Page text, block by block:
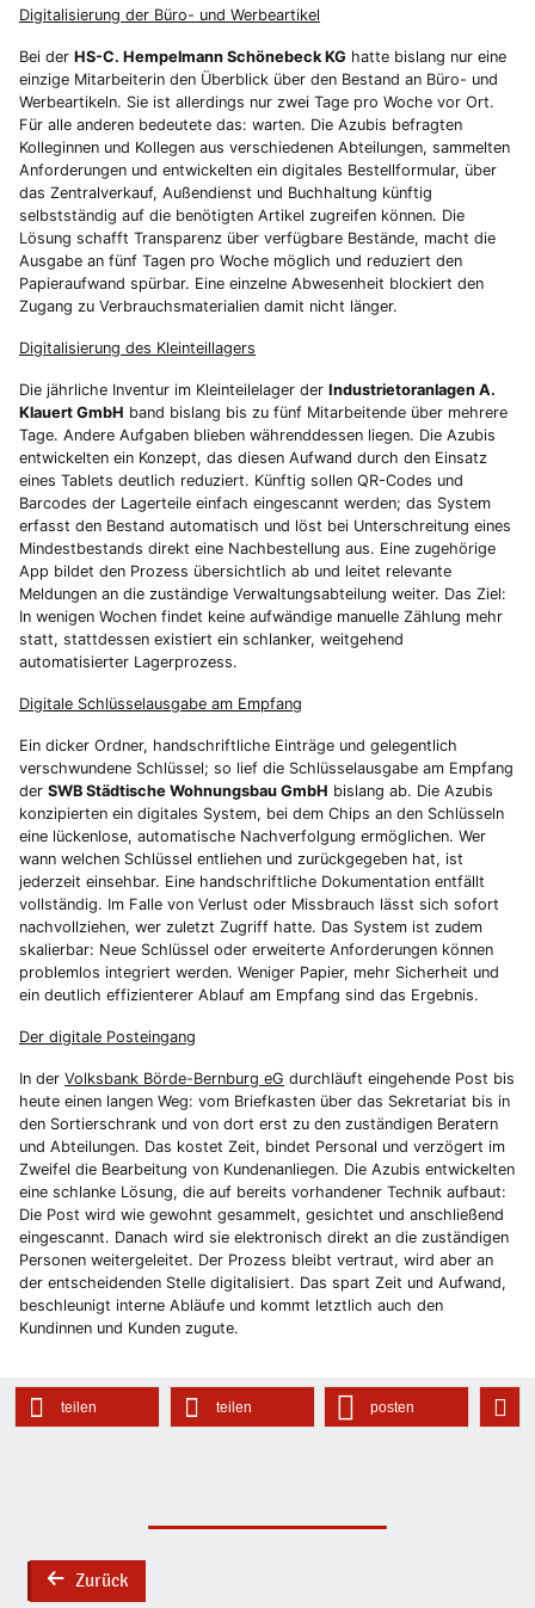
Digitalisierung der Büro- und Werbeartikel
Bei der HS-C. Hempelmann Schönebeck KG hatte bislang nur eine
einzige Mitarbeiterin den Überblick über den Bestand an Büro- und
Werbeartikeln. Sie ist allerdings nur zwei Tage pro Woche vor Ort.
Für alle anderen bedeutete das: warten. Die Azubis befragten
Kolleginnen und Kollegen aus verschiedenen Abteilungen, sammelten
Anforderungen und entwickelten ein digitales Bestellformular, über
das Zentralverkauf, Außendienst und Buchhaltung künftig
selbstständig auf die benötigten Artikel zugreifen können. Die
Lösung schafft Transparenz über verfügbare Bestände, macht die
Ausgabe an fünf Tagen pro Woche möglich und reduziert den
Papieraufwand spürbar. Eine einzelne Abwesenheit blockiert den
Zugang zu Verbrauchsmaterialien damit nicht länger.
Digitalisierung des Kleinteillagers
Die jährliche Inventur im Kleinteilelager der Industrietoranlagen A.
Klauert GmbH band bislang bis zu fünf Mitarbeitende über mehrere
Tage. Andere Aufgaben blieben währenddessen liegen. Die Azubis
entwickelten ein Konzept, das diesen Aufwand durch den Einsatz
eines Tablets deutlich reduziert. Künftig sollen QR-Codes und
Barcodes der Lagerteile einfach eingescannt werden; das System
erfasst den Bestand automatisch und löst bei Unterschreitung eines
Mindestbestands direkt eine Nachbestellung aus. Eine zugehörige
App bildet den Prozess übersichtlich ab und leitet relevante
Meldungen an die zuständige Verwaltungsabteilung weiter. Das Ziel:
In wenigen Wochen findet keine aufwändige manuelle Zählung mehr
statt, stattdessen existiert ein schlanker, weitgehend
automatisierter Lagerprozess.
Digitale Schlüsselausgabe am Empfang
Ein dicker Ordner, handschriftliche Einträge und gelegentlich
verschwundene Schlüssel; so lief die Schlüsselausgabe am Empfang
der SWB Städtische Wohnungsbau GmbH bislang ab. Die Azubis
konzipierten ein digitales System, bei dem Chips an den Schlüsseln
eine lückenlose, automatische Nachverfolgung ermöglichen. Wer
wann welchen Schlüssel entliehen und zurückgegeben hat, ist
jederzeit einsehbar. Eine handschriftliche Dokumentation entfällt
vollständig. Im Falle von Verlust oder Missbrauch lässt sich sofort
nachvollziehen, wer zuletzt Zugriff hatte. Das System ist zudem
skalierbar: Neue Schlüssel oder erweiterte Anforderungen können
problemlos integriert werden. Weniger Papier, mehr Sicherheit und
ein deutlich effizienterer Ablauf am Empfang sind das Ergebnis.
Der digitale Posteingang
In der Volksbank Börde-Bernburg eG durchläuft eingehende Post bis
heute einen langen Weg: vom Briefkasten über das Sekretariat bis in
den Sortierschrank und von dort erst zu den zuständigen Beratern
und Abteilungen. Das kostet Zeit, bindet Personal und verzögert im
Zweifel die Bearbeitung von Kundenanliegen. Die Azubis entwickelten
eine schlanke Lösung, die auf bereits vorhandener Technik aufbaut:
Die Post wird wie gewohnt gesammelt, gesichtet und anschließend
eingescannt. Danach wird sie elektronisch direkt an die zuständigen
Personen weitergeleitet. Der Prozess bleibt vertraut, wird aber an
der entscheidenden Stelle digitalisiert. Das spart Zeit und Aufwand,
beschleunigt interne Abläufe und kommt letztlich auch den
Kundinnen und Kunden zugute.
teilen teilen posten
backZurück